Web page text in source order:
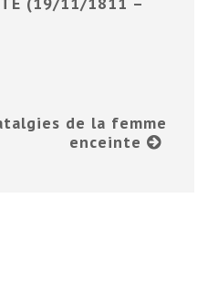
de la femme
enceinte